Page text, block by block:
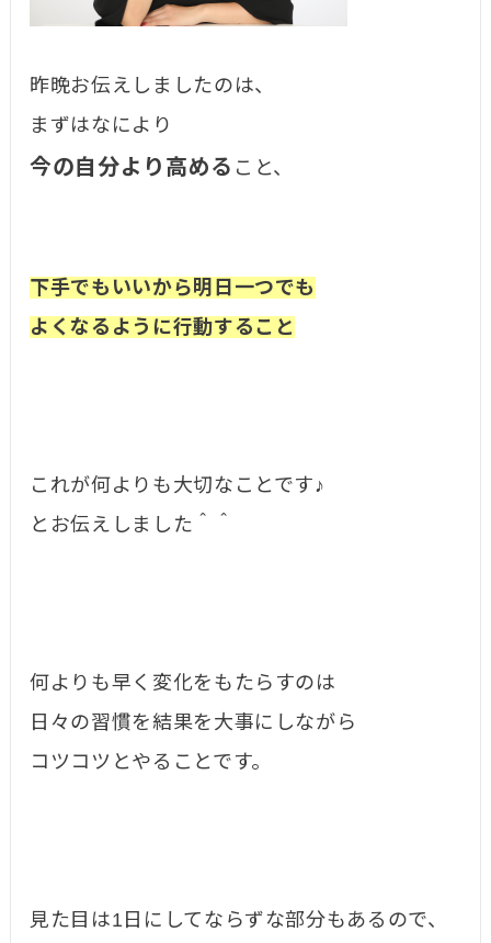
昨晩お伝えしましたのは、
まずはなにより
今の自分より高める こと、
下手でもいいから明日一つでも
よくなるように行動すること
これが何よりも大切なことです♪
とお伝えしました＾＾
何よりも早く変化をもたらすのは
日々の習慣を結果を大事にしながら
コツコツとやることです。
見た目は1日にしてならずな部分もあるので、